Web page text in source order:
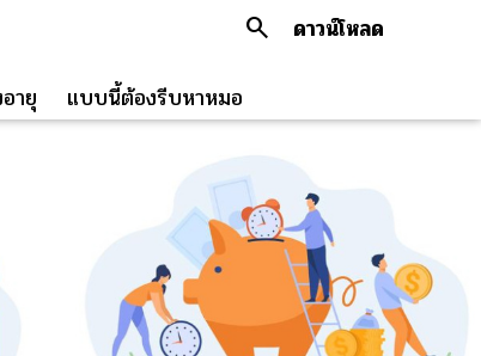
search ดาวน์โหลด
ายุ แบบนี้ต้องรีบหาหมอ